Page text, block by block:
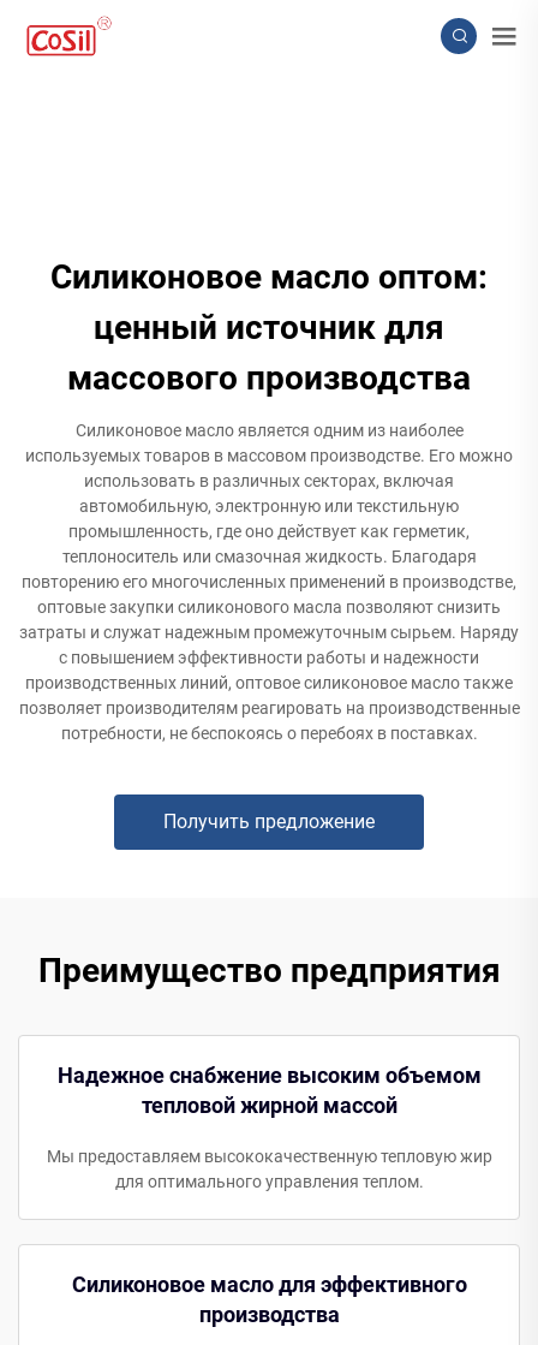
Силиконовое масло оптом:
ценный источник для
массового производства
Силиконовое масло является одним из наиболее
используемых товаров в массовом производстве. Его можно
использовать в различных секторах, включая
автомобильную, электронную или текстильную
промышленность, где оно действует как герметик,
теплоноситель или смазочная жидкость. Благодаря
повторению его многочисленных применений в производстве,
оптовые закупки силиконового масла позволяют снизить
затраты и служат надежным промежуточным сырьем. Наряду
с повышением эффективности работы и надежности
производственных линий, оптовое силиконовое масло также
позволяет производителям реагировать на производственные
потребности, не беспокоясь о перебоях в поставках.
Получить предложение
Преимущество предприятия
Надежное снабжение высоким объемом
тепловой жирной массой
Мы предоставляем высококачественную тепловую жир
для оптимального управления теплом.
Силиконовое масло для эффективного
производства